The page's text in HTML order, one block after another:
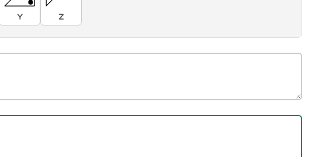
Y Z